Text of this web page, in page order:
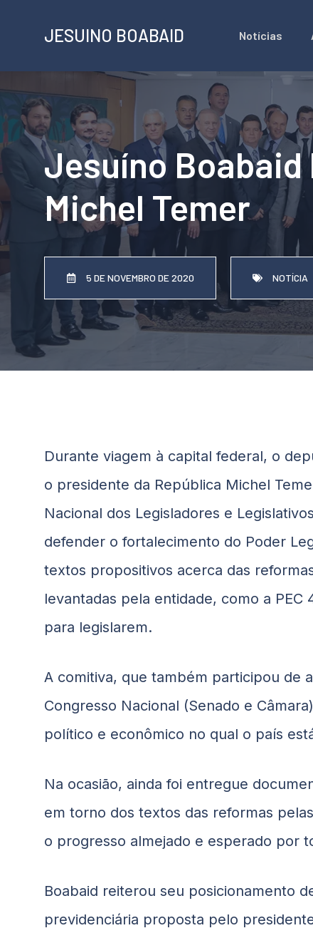
o
conteúdo
JESUINO BOABAID Notícias
Jesuíno
Michel Temer
5 DE NOVEMBRO DE 2020 NOTÍCIA
Durante viagem à capital federal, o
o presidente da República Michel
Nacional dos Legisladores e
defender o fortalecimento do Poder
textos propositivos acerca das
levantadas pela entidade, como a
para legislarem.
A comitiva, que também participou de
Congresso Nacional (Senado e
político e econômico no qual o país
Na ocasião, ainda foi entregue
em torno dos textos das reformas
o progresso almejado e esperado por
Boabaid reiterou seu posicionamento
previdenciária proposta pelo